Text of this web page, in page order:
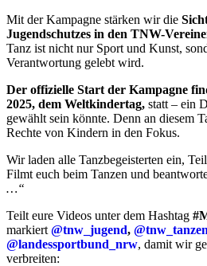
Mit der Kampagne stärken wir die
Jugendschutzes in den TNW-
Tanz ist nicht nur Sport und Kunst,
Verantwortung gelebt wird.
Der offizielle Start der Kampagne
2025, dem Weltkindertag, statt – ein
gewählt sein könnte. Denn an diesem
Rechte von Kindern in den Fokus.
Wir laden alle Tanzbegeisterten ein,
Filmt euch beim Tanzen und
…“
Teilt eure Videos unter dem Hashtag
markiert @tnw_jugend, @tnw_tanzen
@landessportbund_nrw, damit wir
verbreiten: